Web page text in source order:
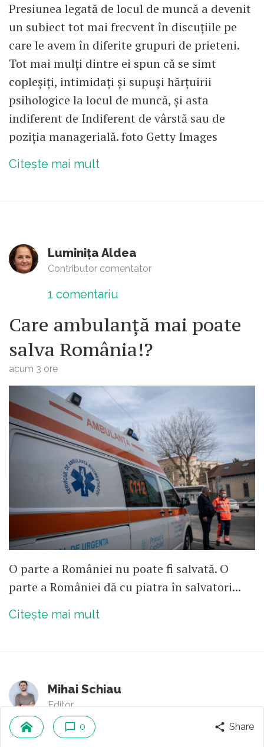
Presiunea legată de locul de muncă a devenit
un subiect tot mai frecvent în discuțiile pe
care le avem în diferite grupuri de prieteni.
Tot mai mulți dintre ei spun că se simt
copleșiți, intimidați și supuși hărțuirii
psihologice la locul de muncă, și asta
indiferent de Indiferent de vârstă sau de
poziția managerială. foto Getty Images
Citește mai mult
Luminița Aldea
Contributor comentator
1 comentariu
Care ambulanță mai poate
salva România!?
acum 3 ore
O parte a României nu poate fi salvată. O
parte a României dă cu piatra în salvatori...
Citește mai mult
Mihai Schiau
Editor
0comentarii
0 Share